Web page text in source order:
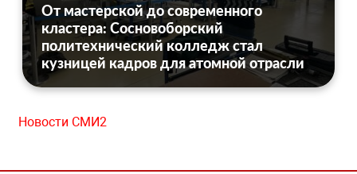
От мастерской до современного
кластера: Сосновоборский
политехнический колледж стал
кузницей кадров для атомной отрасли
Новости СМИ2